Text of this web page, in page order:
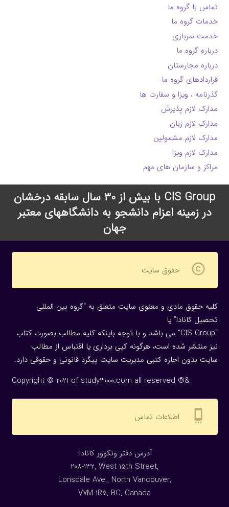
تماس با گروه ما
خدمات گروه ما
خدمت سربازی
درباره گروه ما
درباره مجارستان
قراردادهای گروه ما
گذرنامه ، ویزا و سفارت ها
مدارک لازم پذیرش
مدارک لازم زبان
مدارک لازم مشمولین
مدارک لازم ویزا
مراکز و سازمان های مهم
CIS Group با بیش از 30 سال سابقه درخشان
در زمینه اعزام دانشجو به دانشگاههای معتبر
جهان
copyright حقوق سایت
کلیه حقوق مادی و معنوی سایت متعلق به “گروه بین المللی
تحصیل کانادا” یا
“CIS Group” می باشد و با توجه باینکه کلیه مطالب بصورت کتاب
نیز منتشر شده است، هرگونه كپی برداری یا اقتباس از مطالب
سایت بدون اجازه كتبی مدیریت سایت پیگرد قانونی و حقوقی دارد.
Copyright © 2021 of study3000.com all reserved ®&
settings_cell اطلاعات تماس
:آدرس دفتر ونکوور کانادا
208-132, West 15th Street,
Lonsdale Ave., North Vancouver,
V7M 1R5, BC, Canada